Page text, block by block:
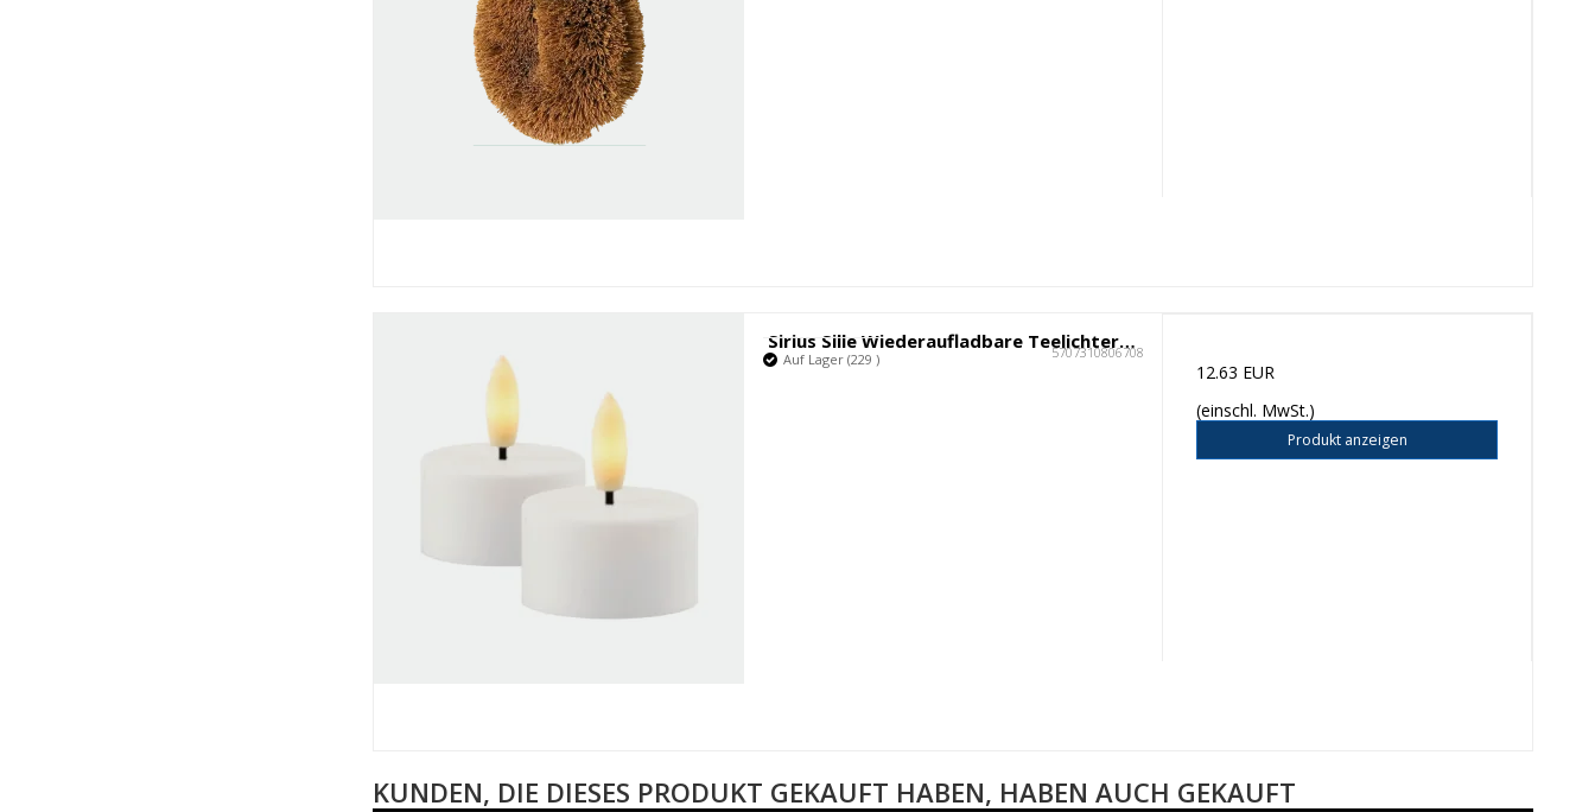
Sirius Sille Wiederaufladbare Teelichter, Kunststoff, 2er-Set, Ø4xH2,2cm
5707310806708
Auf Lager (229 )
12.63 EUR
(einschl. MwSt.)
Produkt anzeigen
KUNDEN, DIE DIESES PRODUKT GEKAUFT HABEN, HABEN AUCH GEKAUFT